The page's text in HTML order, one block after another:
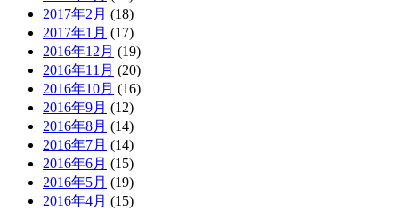
2017年2月 (18)
2017年1月 (17)
2016年12月 (19)
2016年11月 (20)
2016年10月 (16)
2016年9月 (12)
2016年8月 (14)
2016年7月 (14)
2016年6月 (15)
2016年5月 (19)
2016年4月 (15)